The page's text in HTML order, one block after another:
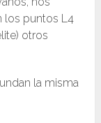
los puntos L4
otros
la misma